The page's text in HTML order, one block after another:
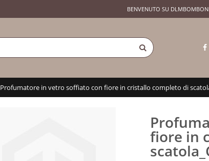
BENVENUTO SU
Profumatore in vetro soffiato con fiore in cristallo completo di
fiore in